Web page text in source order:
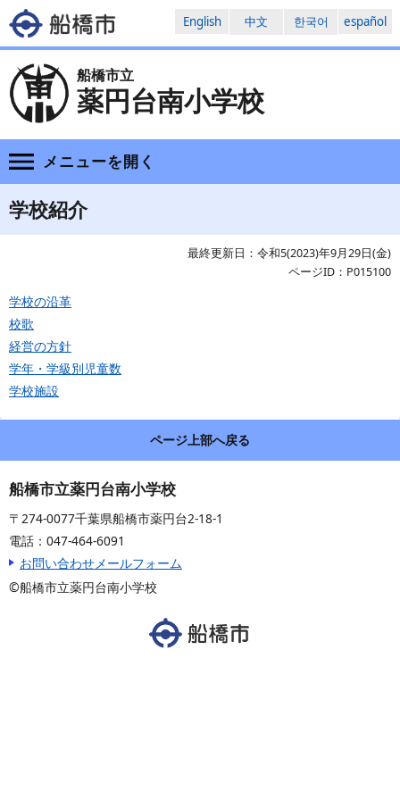
English 中文 한국어 español
船橋市立
薬円台南小学校
メニューを開く
学校紹介
最終更新日：令和5(2023)年9月29日(金)
ページID：P015100
学校の沿革
校歌
経営の方針
学年・学級別児童数
学校施設
ページ上部へ戻る
船橋市立薬円台南小学校
〒274-0077千葉県船橋市薬円台2-18-1
電話：047-464-6091
お問い合わせメールフォーム
©船橋市立薬円台南小学校